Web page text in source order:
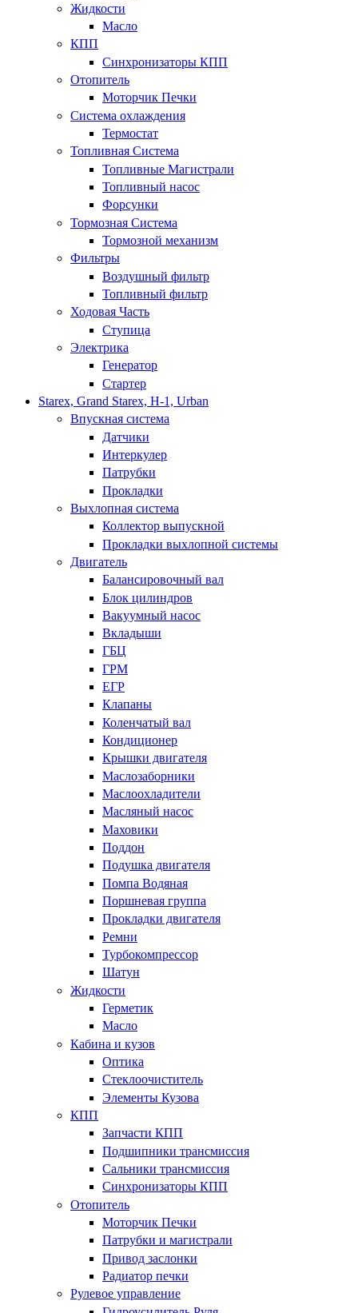
Жидкости
Масло
КПП
Синхронизаторы КПП
Отопитель
Моторчик Печки
Система охлаждения
Термостат
Топливная Система
Топливные Магистрали
Топливный насос
Форсунки
Тормозная Система
Тормозной механизм
Фильтры
Воздушный фильтр
Топливный фильтр
Ходовая Часть
Ступица
Электрика
Генератор
Стартер
Starex, Grand Starex, H-1, Urban
Впускная система
Датчики
Интеркулер
Патрубки
Прокладки
Выхлопная система
Коллектор выпускной
Прокладки выхлопной системы
Двигатель
Балансировочный вал
Блок цилиндров
Вакуумный насос
Вкладыши
ГБЦ
ГРМ
ЕГР
Клапаны
Коленчатый вал
Кондиционер
Крышки двигателя
Маслозаборники
Маслоохладители
Масляный насос
Маховики
Поддон
Подушка двигателя
Помпа Водяная
Поршневая группа
Прокладки двигателя
Ремни
Турбокомпрессор
Шатун
Жидкости
Герметик
Масло
Кабина и кузов
Оптика
Стеклоочиститель
Элементы Кузова
КПП
Запчасти КПП
Подшипники трансмиссия
Сальники трансмиссия
Синхронизаторы КПП
Отопитель
Моторчик Печки
Патрубки и магистрали
Привод заслонки
Радиатор печки
Рулевое управление